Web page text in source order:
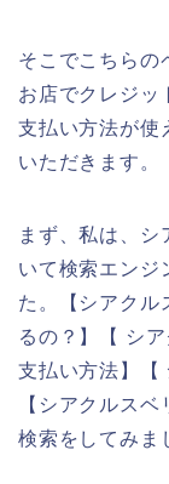
そこでこちらの
お店でクレジッ
支払い方法が使
いただきます。
まず、私は、シ
いて検索エンジ
た。【シアク
るの？】【 シ
支払い方法】【
【シアクルス
検索をしてみま